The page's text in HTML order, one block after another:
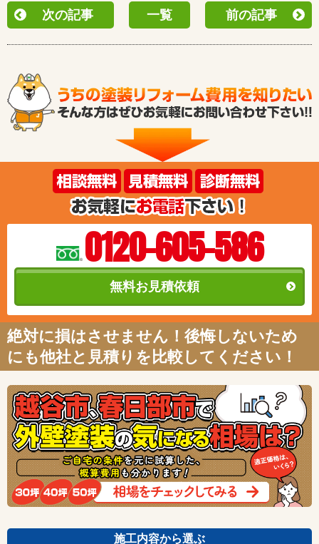
次の記事 一覧 前の記事
0120-605-586
無料お見積依頼
絶対に損はさせません！後悔しないため
にも他社と見積りを比較してください！
施工内容から選ぶ